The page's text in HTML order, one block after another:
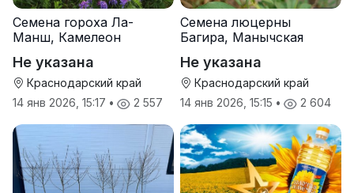
Семена гороха Ла-
Манш, Камелеон
Не указана
Краснодарский край
14 янв 2026, 15:17 • 2 557
Семена люцерны
Багира, Манычская
Не указана
Краснодарский край
14 янв 2026, 15:15 • 2 604